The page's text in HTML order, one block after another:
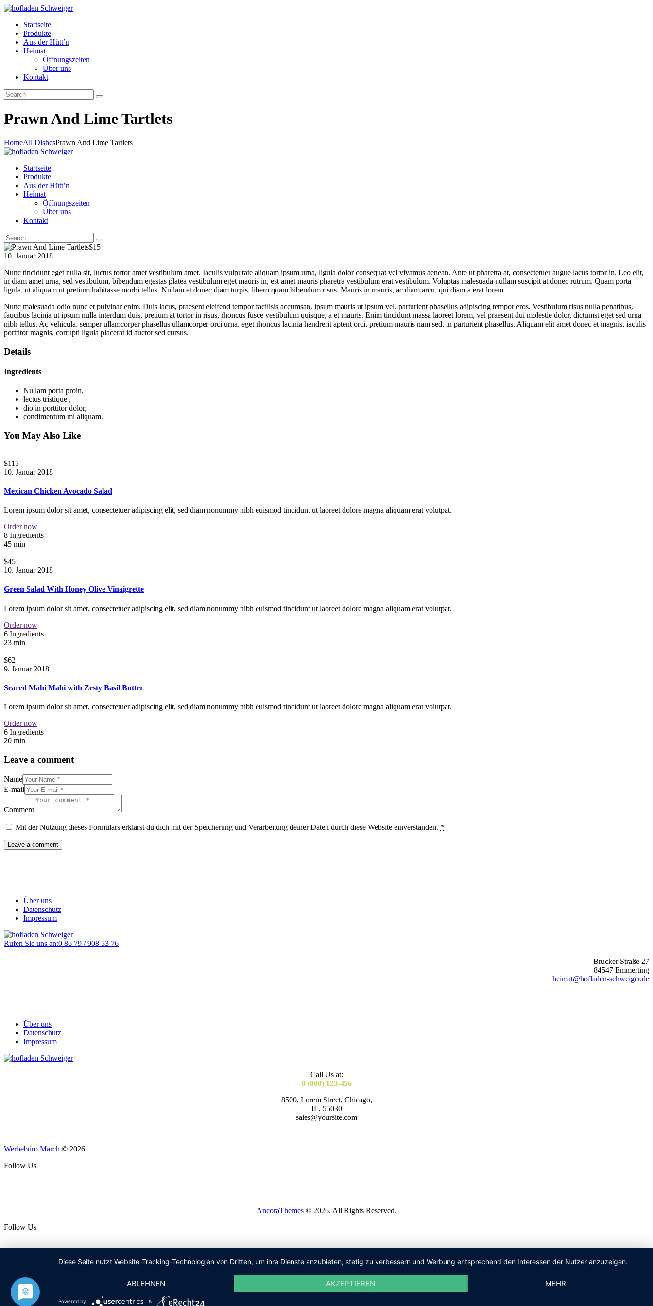
Startseite
Produkte
Aus der Hütt’n
Heimat
Öffnungszeiten
Über uns
Kontakt
Prawn And Lime Tartlets
HomeAll DishesPrawn And Lime Tartlets
Startseite
Produkte
Aus der Hütt’n
Heimat
Öffnungszeiten
Über uns
Kontakt
$15
10. Januar 2018
Nunc tincidunt eget nulla sit, luctus tortor amet vestibulum amet. Iaculis vulputate aliquam ipsum urna, ligula dolor consequat vel vivamus aenean. Ante ut pharetra at, consectetuer augue lacus tortor in. Leo elit,
in diam amet urna, sed vestibulum, bibendum egestas platea vestibulum eget mauris in, est amet mauris pharetra vestibulum erat vestibulum. Voluptas malesuada nullam suscipit at donec rutrum. Quam porta
ligula, ut aliquam ut pretium habitasse morbi tellus. Nullam et donec diam turpis, libero quam bibendum risus. Mauris in mauris, ac diam arcu, qui diam a erat lorem.
Nunc malesuada odio nunc et pulvinar enim. Duis lacus, praesent eleifend tempor facilisis accumsan, ipsum mauris ut ipsum vel, parturient phasellus adipiscing tempor eros. Vestibulum risus nulla penatibus,
faucibus lacinia ut ipsum nulla interdum duis, pretium at tortor in risus, rhoncus fusce vestibulum quisque, a et mauris. Enim tincidunt massa laoreet lorem, vel praesent dui molestie dolor, dictumst eget sed urna
nibh tellus. Ac vehicula, semper ullamcorper phasellus ullamcorper orci urna, eget rhoncus lacinia hendrerit aptent orci, pretium mauris nam sed, in parturient phasellus. Aliquam elit amet donec et magnis, iaculis
porttitor magnis, corrupti ligula placerat id auctor sed cursus.
Details
Ingredients
Nullam porta proin,
lectus tristique ,
dio in porttitor dolor,
condimentum mi aliquam.
You May Also Like
$115
10. Januar 2018
Mexican Chicken Avocado Salad
Lorem ipsum dolor sit amet, consectetuer adipiscing elit, sed diam nonummy nibh euismod tincidunt ut laoreet dolore magna aliquam erat volutpat.
Order now
8 Ingredients
45 min
$45
10. Januar 2018
Green Salad With Honey Olive Vinaigrette
Lorem ipsum dolor sit amet, consectetuer adipiscing elit, sed diam nonummy nibh euismod tincidunt ut laoreet dolore magna aliquam erat volutpat.
Order now
6 Ingredients
23 min
$62
9. Januar 2018
Seared Mahi Mahi with Zesty Basil Butter
Lorem ipsum dolor sit amet, consectetuer adipiscing elit, sed diam nonummy nibh euismod tincidunt ut laoreet dolore magna aliquam erat volutpat.
Order now
6 Ingredients
20 min
Leave a comment
Name
E-mail
Comment
Mit der Nutzung dieses Formulars erklärst du dich mit der Speicherung und Verarbeitung deiner Daten durch diese Website einverstanden. *
Über uns
Datenschutz
Impressum
Rufen Sie uns an:0 86 79 / 908 53 76
Brucker Straße 27
84547 Emmerting
heimat@hofladen-schweiger.de
Über uns
Datenschutz
Impressum
Call Us at:
0 (800) 123-456
8500, Lorem Street, Chicago,
IL, 55030
sales@yoursite.com
Werbebüro March © 2026
Follow Us
AncoraThemes © 2026. All Rights Reserved.
Follow Us
Diese Seite nutzt Website-Tracking-Technologien von Dritten, um ihre Dienste anzubieten, stetig zu verbessern und Werbung entsprechend den Interessen der Nutzer anzuzeigen.
ABLEHNEN AKZEPTIEREN MEHR
Powered by &